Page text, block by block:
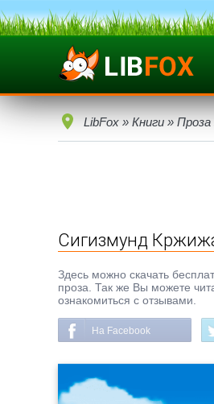
LibFox » Книги » Проза
Сигизмунд
Здесь можно скачать
проза. Так же Вы можете
ознакомиться с отзывами.
На Facebook